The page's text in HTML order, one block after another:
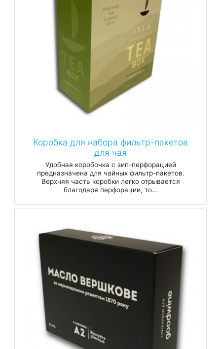
Коробка для набора фильтр-пакетов
для чая
Удобная коробочка с зип-перфорацией
предназначена для чайных фильтр-пакетов.
Верхняя часть коробки легко отрывается
благодаря перфорации, то...